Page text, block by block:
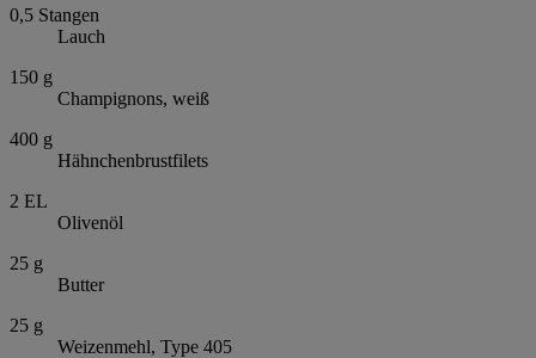
0,5 Stangen
Lauch
150 g
Champignons, weiß
400 g
Hähnchenbrustfilets
2 EL
Olivenöl
25 g
Butter
25 g
Weizenmehl, Type 405